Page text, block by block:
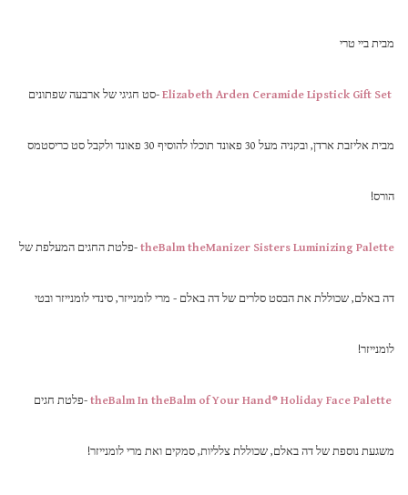
מבית ביי טרי
Elizabeth Arden Ceramide Lipstick Gift Set -סט חגיגי של ארבעה שפתונים
מבית אליזבת ארדן, ובקניה מעל 30 פאונד תוכלו להוסיף 30 פאונד ולקבל סט כריסטמס
הורס!
theBalm theManizer Sisters Luminizing Palette -פלטת החגים המעלפת של
דה באלם, שכוללת את הבסט סלרים של דה באלם - מרי לומנייזר, סינדי לומנייזר ובטי
לומנייזר!
theBalm In theBalm of Your Hand® Holiday Face Palette -פלטת חגים
משגעת נוספת של דה באלם, שכוללת צלליות, סמקים ואת מרי לומנייזר!